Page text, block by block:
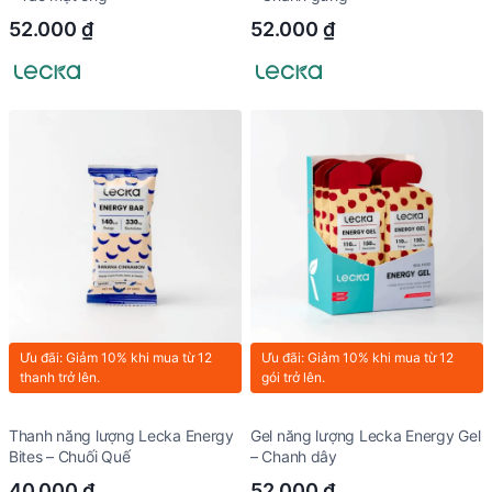
52.000 ₫ 52.000 ₫
Ưu đãi: Giảm 10% khi mua từ 12
thanh trở lên.
Thanh năng lượng Lecka Energy
Bites – Chuối Quế
Ưu đãi: Giảm 10% khi mua từ 12
gói trở lên.
Gel năng lượng Lecka Energy Gel
– Chanh dây